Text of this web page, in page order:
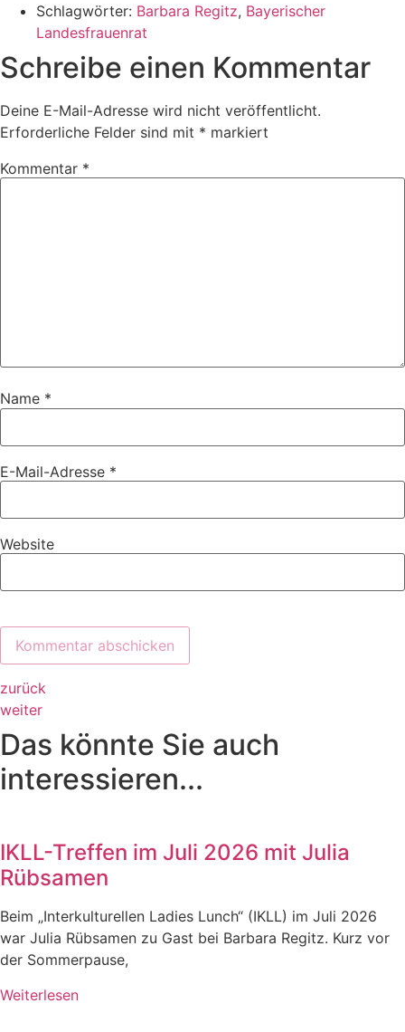
Schlagwörter: Barbara Regitz, Bayerischer
Landesfrauenrat
Schreibe einen Kommentar
Deine E-Mail-Adresse wird nicht veröffentlicht.
Erforderliche Felder sind mit * markiert
Kommentar *
Name *
E-Mail-Adresse *
Website
zurück
weiter
Das könnte Sie auch
interessieren...
IKLL-Treffen im Juli 2026 mit Julia
Rübsamen
Beim „Interkulturellen Ladies Lunch“ (IKLL) im Juli 2026
war Julia Rübsamen zu Gast bei Barbara Regitz. Kurz vor
der Sommerpause,
Weiterlesen